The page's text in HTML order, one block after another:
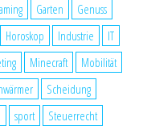
Garten
Genuss
Horoskop Industrie
IT
Minecraft
Mobilität
Scheidung
sport
Steuerrecht